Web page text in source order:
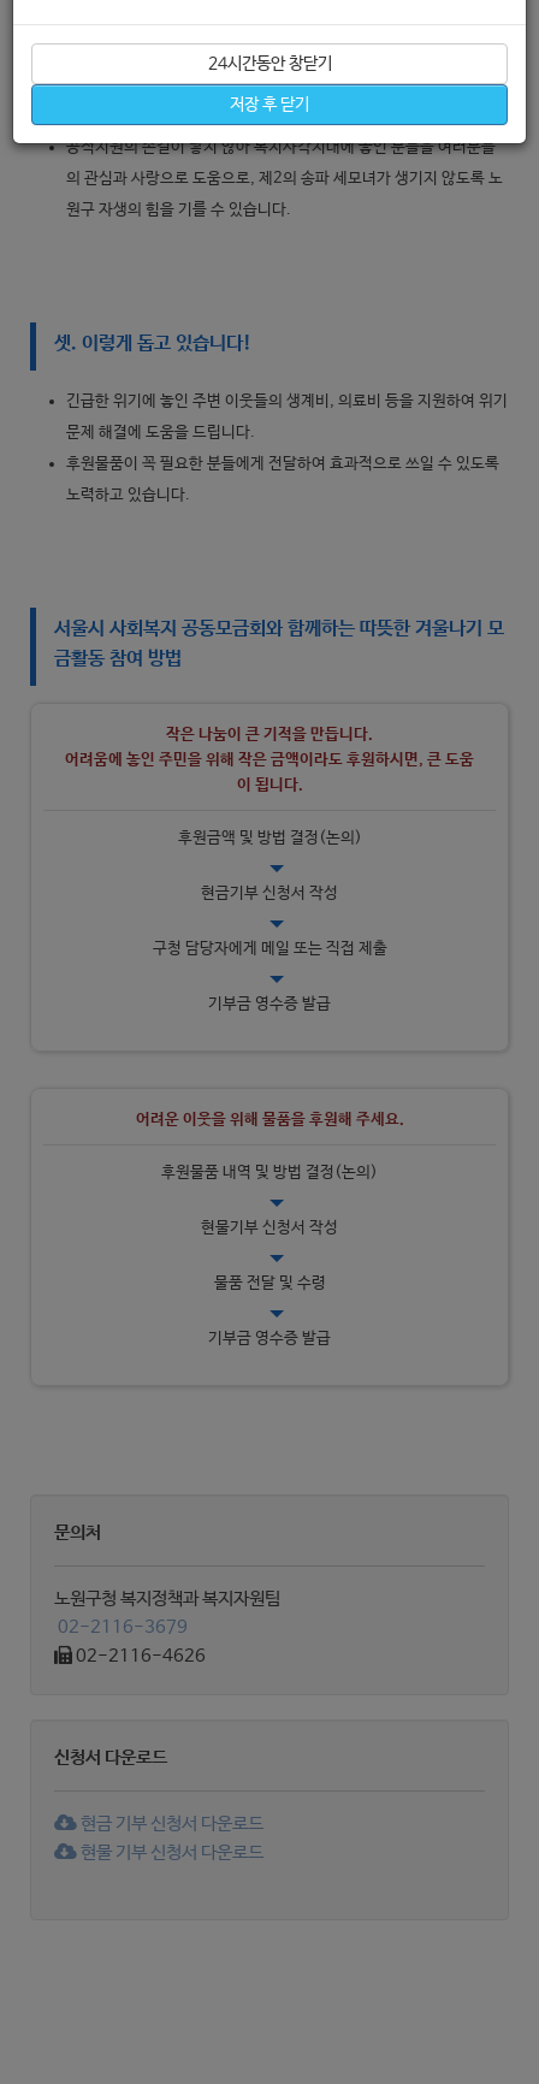
24시간동안 창닫기
저장 후 닫기
둘. 복지사각지대에 놓인 어려운 지역주민을 도울 수 있습니
다!
공적지원의 손길이 닿지 않아 복지사각지대에 놓인 분들을 여러분들
의 관심과 사랑으로 도움으로, 제2의 송파 세모녀가 생기지 않도록 노
원구 자생의 힘을 기를 수 있습니다.
셋. 이렇게 돕고 있습니다!
긴급한 위기에 놓인 주변 이웃들의 생계비, 의료비 등을 지원하여 위기
문제 해결에 도움을 드립니다.
후원물품이 꼭 필요한 분들에게 전달하여 효과적으로 쓰일 수 있도록
노력하고 있습니다.
서울시 사회복지 공동모금회와 함께하는 따뜻한 겨울나기 모
금활동 참여 방법
작은 나눔이 큰 기적을 만듭니다.
어려움에 놓인 주민을 위해 작은 금액이라도 후원하시면, 큰 도움
이 됩니다.
후원금액 및 방법 결정(논의)
현금기부 신청서 작성
구청 담당자에게 메일 또는 직접 제출
기부금 영수증 발급
어려운 이웃을 위해 물품을 후원해 주세요.
후원물품 내역 및 방법 결정(논의)
현물기부 신청서 작성
물품 전달 및 수령
기부금 영수증 발급
문의처
노원구청 복지정책과 복지자원팀
02-2116-3679
02-2116-4626
신청서 다운로드
현금 기부 신청서 다운로드
현물 기부 신청서 다운로드